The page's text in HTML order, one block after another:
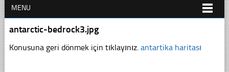
MENU
antarctic-bedrock3.jpg
Konusuna geri dönmek için tıklayınız. antartika haritası